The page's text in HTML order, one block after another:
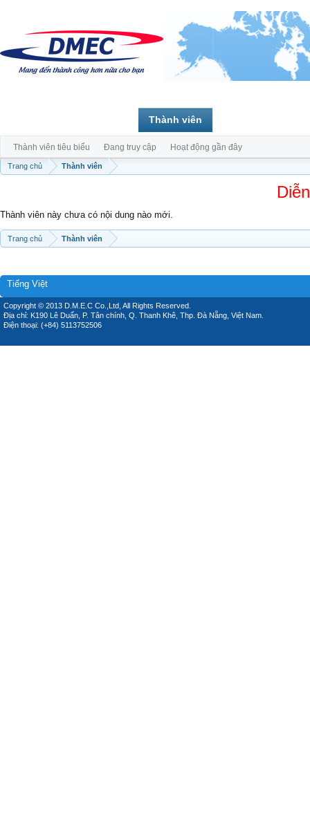
Trang chủ Thành viên
Thành viên này chưa có nội dung nào mới.
Trang chủ Thành viên
Thành viên
Thành viên tiêu biểu Đang truy cập Hoạt động gần đây
Tiếng Việt
Copyright © 2013 D.M.E.C Co.,Ltd, All Rights Reserved.
Địa chỉ: K190 Lê Duẩn, P. Tân chính, Q. Thanh Khê, Thp. Đà Nẵng, Việt Nam.
Điện thoại: (+84) 5113752506